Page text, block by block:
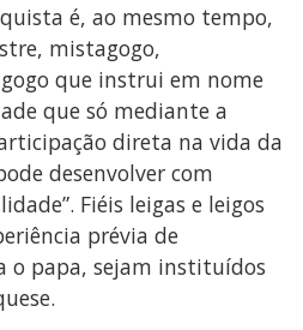
é, ao mesmo tempo,
mistagogo,
que instrui em nome
que só mediante a
direta na vida da
desenvolver com
Fiéis leigas e leigos
prévia de
o papa, sejam instituídos